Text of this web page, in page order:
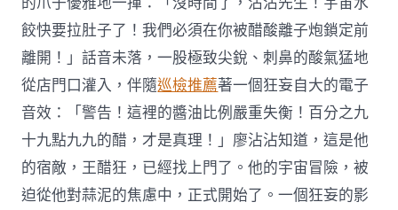
餃快要拉肚子了！我們必須在你被醋酸離子炮鎖定前
離開！」話音未落，一股極致尖銳、刺鼻的酸氣猛地
從店門口灌入，伴隨巡檢推薦著一個狂妄自大的電子
音效：「警告！這裡的醬油比例嚴重失衡！百分之九
十九點九九的醋，才是真理！」廖沾沾知道，這是他
的宿敵，王醋狂，已經找上門了。他的宇宙冒險，被
迫從他對蒜泥的焦慮中，正式開始了。一個狂妄的影